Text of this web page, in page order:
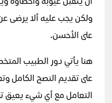
ولكن يجب عليه ألا يرضى
على الأحسن.
هنا يأتي دور الطبيب
على تقديم النصح الكامل
التعامل مع أي شيء يعيق